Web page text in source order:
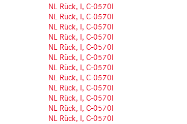
NL Rück, I, C-0570l
NL Rück, I, C-0570l
NL Rück, I, C-0570l
NL Rück, I, C-0570l
NL Rück, I, C-0570l
NL Rück, I, C-0570l
NL Rück, I, C-0570l
NL Rück, I, C-0570l
NL Rück, I, C-0570l
NL Rück, I, C-0570l
NL Rück, I, C-0570l
NL Rück, I, C-0570l